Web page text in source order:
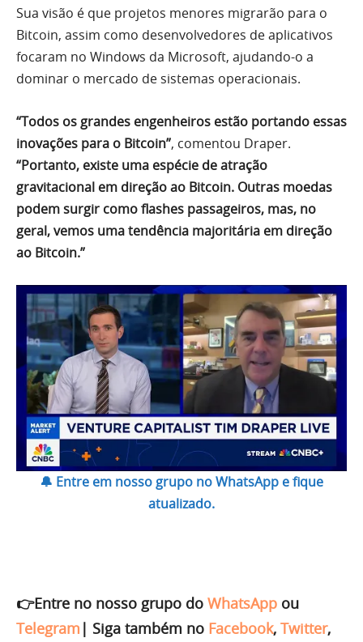
Sua visão é que projetos menores migrarão para o
Bitcoin, assim como desenvolvedores de aplicativos
focaram no Windows da Microsoft, ajudando-o a
dominar o mercado de sistemas operacionais.
“Todos os grandes engenheiros estão portando essas
inovações para o Bitcoin”, comentou Draper.
“Portanto, existe uma espécie de atração
gravitacional em direção ao Bitcoin. Outras moedas
podem surgir como flashes passageiros, mas, no
geral, vemos uma tendência majoritária em direção
ao Bitcoin.”
🔔 Entre em nosso grupo no WhatsApp e fique
atualizado.
👉Entre no nosso grupo do WhatsApp ou
Telegram | Siga também no Facebook, Twitter,